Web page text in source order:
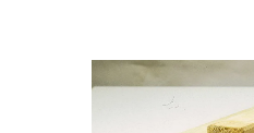
Bildergalerie überspringen